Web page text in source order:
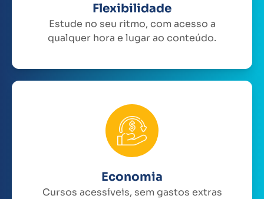
Flexibilidade
Estude no seu ritmo, com acesso a
qualquer hora e lugar ao conteúdo.
Economia
Cursos acessíveis, sem gastos extras